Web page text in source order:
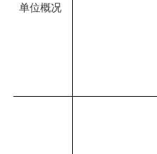
单位概况